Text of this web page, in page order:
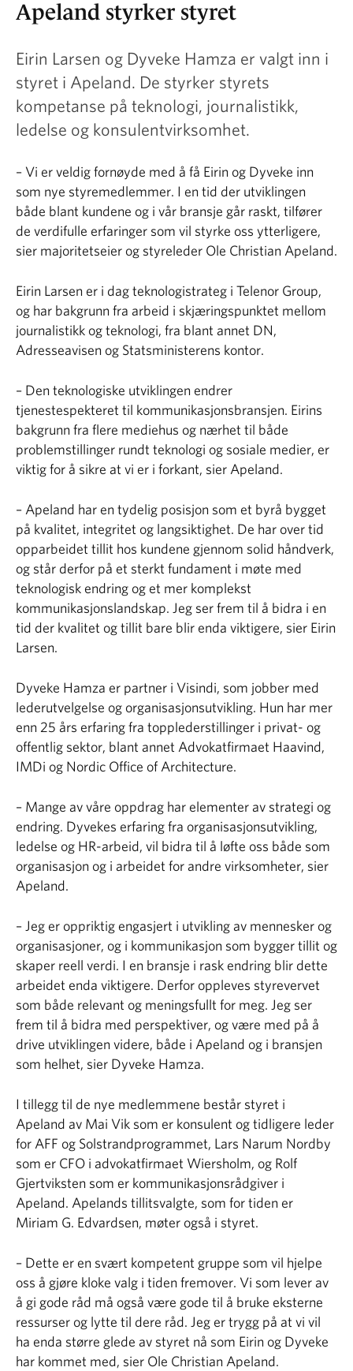
Apeland styrker styret
Eirin Larsen og Dyveke Hamza er valgt inn i
styret i Apeland. De styrker styrets
kompetanse på teknologi, journalistikk,
ledelse og konsulentvirksomhet.
– Vi er veldig fornøyde med å få Eirin og Dyveke inn
som nye styremedlemmer. I en tid der utviklingen
både blant kundene og i vår bransje går raskt, tilfører
de verdifulle erfaringer som vil styrke oss ytterligere,
sier majoritetseier og styreleder Ole Christian Apeland.
Eirin Larsen er i dag teknologistrateg i Telenor Group,
og har bakgrunn fra arbeid i skjæringspunktet mellom
journalistikk og teknologi, fra blant annet DN,
Adresseavisen og Statsministerens kontor.
– Den teknologiske utviklingen endrer
tjenestespekteret til kommunikasjonsbransjen. Eirins
bakgrunn fra flere mediehus og nærhet til både
problemstillinger rundt teknologi og sosiale medier, er
viktig for å sikre at vi er i forkant, sier Apeland.
– Apeland har en tydelig posisjon som et byrå bygget
på kvalitet, integritet og langsiktighet. De har over tid
opparbeidet tillit hos kundene gjennom solid håndverk,
og står derfor på et sterkt fundament i møte med
teknologisk endring og et mer komplekst
kommunikasjonslandskap. Jeg ser frem til å bidra i en
tid der kvalitet og tillit bare blir enda viktigere, sier Eirin
Larsen.
Dyveke Hamza er partner i Visindi, som jobber med
lederutvelgelse og organisasjonsutvikling. Hun har mer
enn 25 års erfaring fra topplederstillinger i privat- og
offentlig sektor, blant annet Advokatfirmaet Haavind,
IMDi og Nordic Office of Architecture.
– Mange av våre oppdrag har elementer av strategi og
endring. Dyvekes erfaring fra organisasjonsutvikling,
ledelse og HR-arbeid, vil bidra til å løfte oss både som
organisasjon og i arbeidet for andre virksomheter, sier
Apeland.
– Jeg er oppriktig engasjert i utvikling av mennesker og
organisasjoner, og i kommunikasjon som bygger tillit og
skaper reell verdi. I en bransje i rask endring blir dette
arbeidet enda viktigere. Derfor oppleves styrevervet
som både relevant og meningsfullt for meg. Jeg ser
frem til å bidra med perspektiver, og være med på å
drive utviklingen videre, både i Apeland og i bransjen
som helhet, sier Dyveke Hamza.
I tillegg til de nye medlemmene består styret i
Apeland av Mai Vik som er konsulent og tidligere leder
for AFF og Solstrandprogrammet, Lars Narum Nordby
som er CFO i advokatfirmaet Wiersholm, og Rolf
Gjertviksten som er kommunikasjonsrådgiver i
Apeland. Apelands tillitsvalgte, som for tiden er
Miriam G. Edvardsen, møter også i styret.
– Dette er en svært kompetent gruppe som vil hjelpe
oss å gjøre kloke valg i tiden fremover. Vi som lever av
å gi gode råd må også være gode til å bruke eksterne
ressurser og lytte til dere råd. Jeg er trygg på at vi vil
ha enda større glede av styret nå som Eirin og Dyveke
har kommet med, sier Ole Christian Apeland.